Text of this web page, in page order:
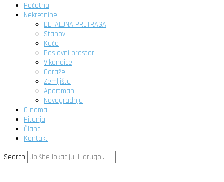
Početna
Nekretnine
DETALJNA PRETRAGA
Stanovi
Kuće
Poslovni prostori
Vikendice
Garaže
Zemljišta
Apartmani
Novogradnja
O nama
Pitanja
Članci
Kontakt
Search